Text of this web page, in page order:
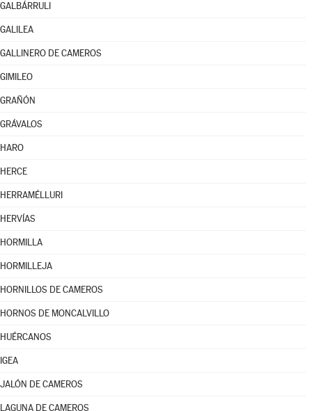
GALBÁRRULI
GALILEA
GALLINERO DE CAMEROS
GIMILEO
GRAÑÓN
GRÁVALOS
HARO
HERCE
HERRAMÉLLURI
HERVÍAS
HORMILLA
HORMILLEJA
HORNILLOS DE CAMEROS
HORNOS DE MONCALVILLO
HUÉRCANOS
IGEA
JALÓN DE CAMEROS
LAGUNA DE CAMEROS